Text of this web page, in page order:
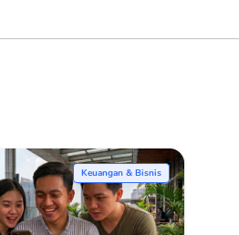
Keuangan & Bisnis